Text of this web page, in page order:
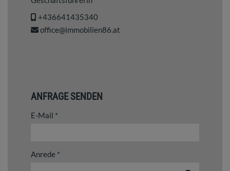
+436641435340
office@immobilien86.at
ANFRAGE SENDEN
E-Mail
Anrede